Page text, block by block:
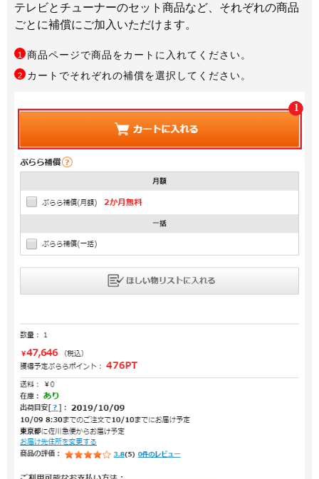
テレビとチューナーのセット商品など、それぞれの商品
ごとに補償にご加入いただけます。
1 商品ページで商品をカートに入れてください。
2 カートでそれぞれの補償を選択してください。